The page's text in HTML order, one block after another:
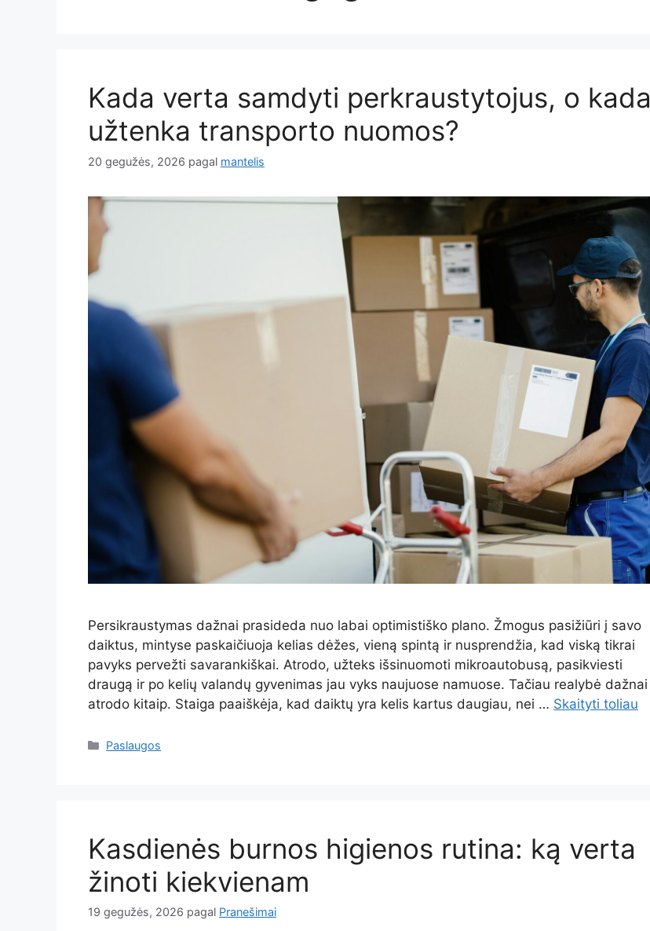
Kada verta samdyti perkraustytojus, o kada
užtenka transporto nuomos?
20 gegužės, 2026 pagal mantelis
Persikraustymas dažnai prasideda nuo labai optimistiško plano. Žmogus pasižiūri į savo
daiktus, mintyse paskaičiuoja kelias dėžes, vieną spintą ir nusprendžia, kad viską tikrai
pavyks pervežti savarankiškai. Atrodo, užteks išsinuomoti mikroautobusą, pasikviesti
draugą ir po kelių valandų gyvenimas jau vyks naujuose namuose. Tačiau realybė dažnai
atrodo kitaip. Staiga paaiškėja, kad daiktų yra kelis kartus daugiau, nei … Skaityti toliau
Kategorijos
Paslaugos
Kasdienės burnos higienos rutina: ką verta
žinoti kiekvienam
19 gegužės, 2026 pagal Pranešimai